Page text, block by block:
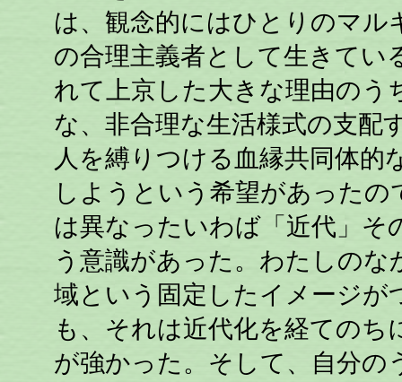
は、観念的にはひとりのマル
の合理主義者として生きてい
れて上京した大きな理由のう
な、非合理な生活様式の支配
人を縛りつける血縁共同体的
しようという希望があった
は異なったいわば「近代」
う意識があった。わたしのな
域という固定したイメージが
も、それは近代化を経ての
が強かった。そして、自分